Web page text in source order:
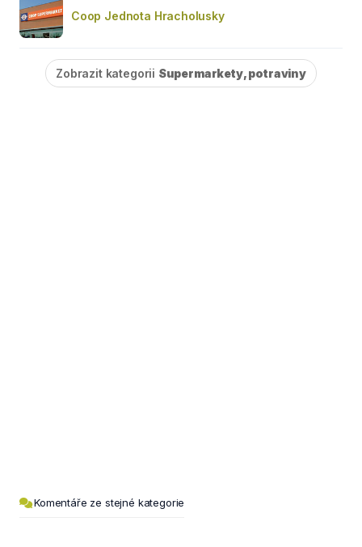
Coop Jednota Hracholusky
Zobrazit kategorii Supermarkety, potraviny
Komentáře ze stejné kategorie